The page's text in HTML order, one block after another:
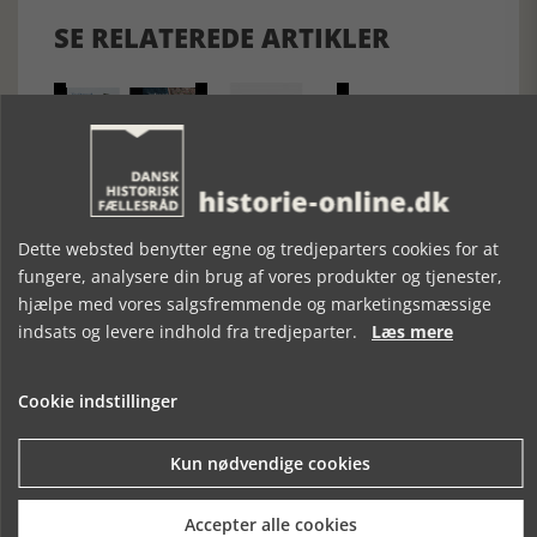
SE RELATEREDE ARTIKLER
TRAP DANMARK
BIND 1 OG 2
FORLAG
Den største samling af moselig i verden på Museum
Silkeborg Hovedgården
Dette websted benytter egne og tredjeparters cookies for at
fungere, analysere din brug af vores produkter og tjenester,
hjælpe med vores salgsfremmende og marketingsmæssige
indsats og levere indhold fra tredjeparter. Læs mere
Cookie indstillinger
Kun nødvendige cookies
Accepter alle cookies